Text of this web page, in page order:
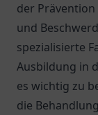
der
und
spezialisierte
Ausbildung in
es wichtig zu
die